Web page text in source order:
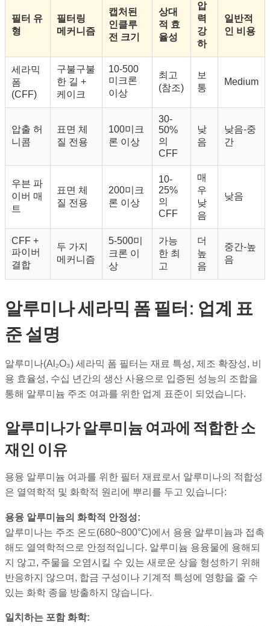
필터 유
형
필터링
메커니즘
캡처된
인클루
전 크기
상대
적 효
율성
압
력
강
하
일반적
인 비용
세라믹
폼
(CFF)
구불구불
한 길 +
케이크
10-500
미크론
이상
최고
(참조)
보
통
Medium
압출 허
니콤
표면 체
질 전용
100미크
론 이상
30-
50%
의
CFF
낮
음
낮음-중
간
우븐 파
이버 매
트
표면 체
질 전용
200미크
론 이상
10-
25%
의
CFF
매
우
낮
음
낮음
CFF +
파이버
결합
두 가지
메커니즘
5-500미
크론 이
상
가능
한 최
고
더
높
음
중간-높
음
알루미나 세라믹 폼 필터: 업계 표
준 설명
알루미나(Al₂O₃) 세라믹 폼 필터는 재료 특성, 제조 확장성, 비
용 효율성, 수십 년간의 생산 사용으로 입증된 성능의 조합을
통해 알루미늄 주조 여과를 위한 업계 표준이 되었습니다.
알루미나가 알루미늄 여과에 적합한 소
재인 이유
용융 알루미늄 여과를 위한 필터 재료로서 알루미나의 적합성
은 열역학적 및 화학적 원리에 뿌리를 두고 있습니다:
용융 알루미늄의 화학적 안정성:
알루미나는 주조 온도(680~800°C)에서 용융 알루미늄과 접촉
해도 열역학적으로 안정적입니다. 알루미늄 용융물에 용해되
지 않고, 주물을 오염시킬 수 있는 새로운 상을 형성하기 위해
반응하지 않으며, 합금 구성이나 기계적 특성에 영향을 줄 수
있는 화학 종을 방출하지 않습니다.
일치하는 포함 화학: